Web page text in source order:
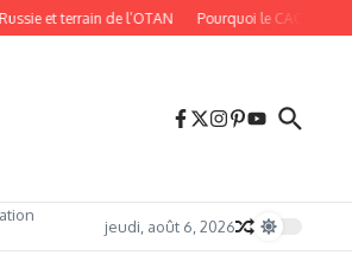
et terrain de l’OTAN Pourquoi le CAC 40 bat
jeudi, août 6, 2026